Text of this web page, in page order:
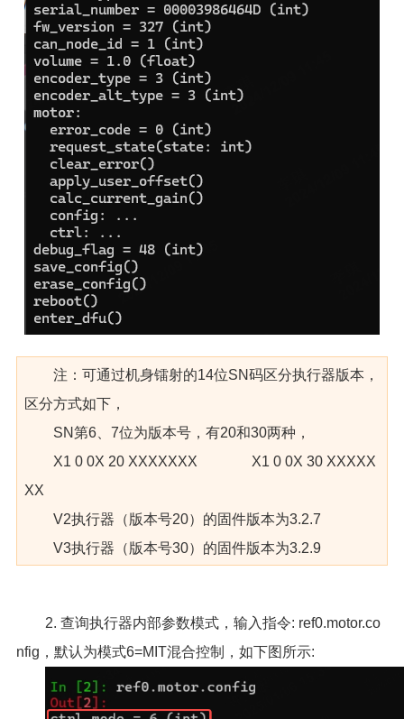
注：可通过机身镭射的14位SN码区分执行器版本，
区分方式如下，
SN第6、7位为版本号，有20和30两种，
X1 0 0X 20 XXXXXXX X1 0 0X 30 XXXXX
XX
V2执行器（版本号20）的固件版本为3.2.7
V3执行器（版本号30）的固件版本为3.2.9
2. 查询执行器内部参数模式，输入指令: ref0.motor.co
nfig，默认为模式6=MIT混合控制，如下图所示: